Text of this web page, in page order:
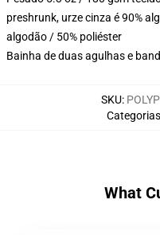
preshrunk, urze cinza é 90%
algodão / 50% poliéster
Bainha de duas agulhas e
SKU:
Categorias
What